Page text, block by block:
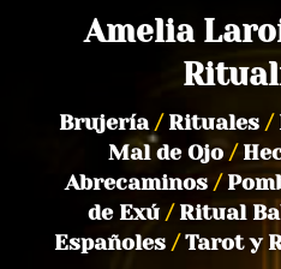
Amelia
Brujería /Rituales /
Mal de Ojo /
Abrecaminos/
de Exú/Ritual
Españoles/Tarot y